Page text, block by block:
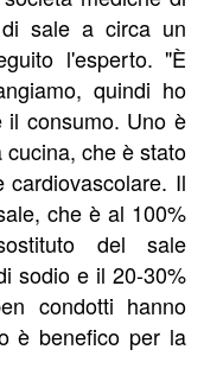
sale a circa un
l'esperto. "È
quindi ho
il consumo. Uno è
che è stato
Il
che è al 100%
del sale
sodio e il 20-30%
condotti hanno
è benefico per la